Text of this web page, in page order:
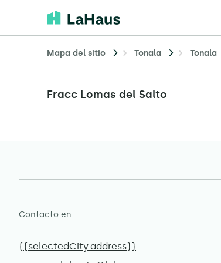
Mapa del sitio Tonala Tonala
Fracc Lomas del Salto
Contacto en:
{{selectedCity.address}}